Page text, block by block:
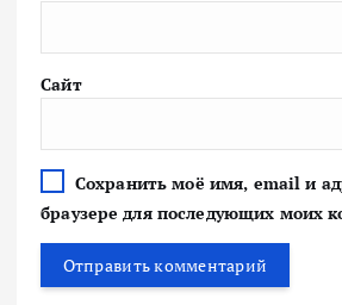
Сайт
Сохранить моё имя, email и
браузере для последующих моих